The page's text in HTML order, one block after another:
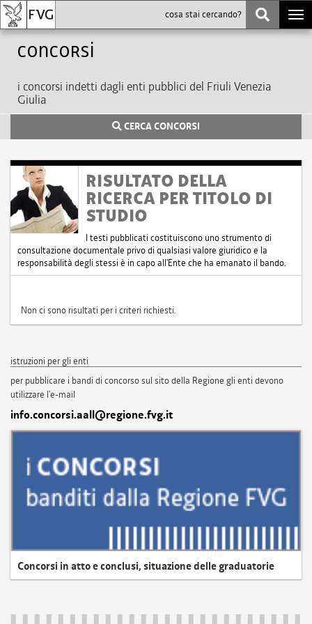
Concorsi
i concorsi indetti dagli enti pubblici del Friuli Venezia
Giulia
CERCA CONCORSI
RISULTATO DELLA
RICERCA PER TITOLO DI
STUDIO
I testi pubblicati costituiscono uno strumento di
consultazione documentale privo di qualsiasi valore giuridico e la
responsabilità degli stessi è in capo all'Ente che ha emanato il bando.
Non ci sono risultati per i criteri richiesti.
istruzioni per gli enti
per pubblicare i bandi di concorso sul sito della Regione gli enti devono
utilizzare l'e-mail
info.concorsi.aall@regione.fvg.it
Concorsi in atto e conclusi, situazione delle graduatorie